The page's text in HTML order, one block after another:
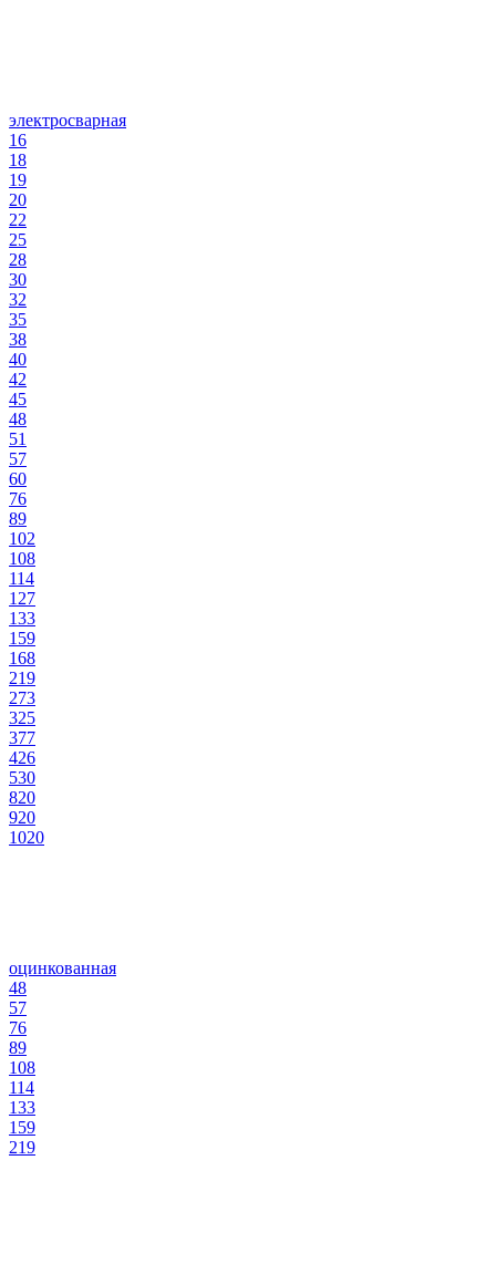
электросварная
16
18
19
20
22
25
28
30
32
35
38
40
42
45
48
51
57
60
76
89
102
108
114
127
133
159
168
219
273
325
377
426
530
820
920
1020
оцинкованная
48
57
76
89
108
114
133
159
219